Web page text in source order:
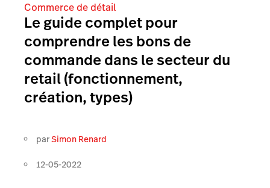
Commerce de détail
Le guide complet pour
comprendre les bons de
commande dans le secteur du
retail (fonctionnement,
création, types)
parSimon Renard
12-05-2022